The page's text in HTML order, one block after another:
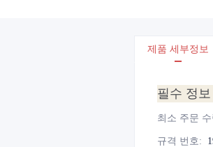
제품 세부정보
필수 정보
최소 주문
규격 번호: